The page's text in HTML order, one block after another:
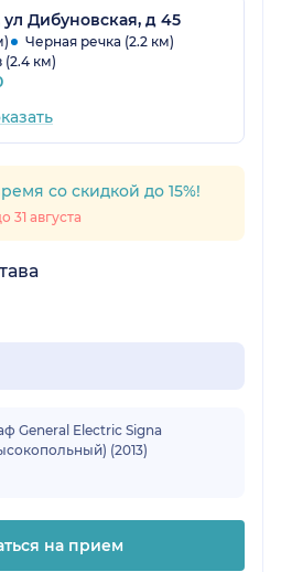
ул Дибуновская, д 45
Черная речка (2.2 км)
(2.4 км)
со скидкой до 15%!
31 августа
General Electric Signa
(2013)
на прием